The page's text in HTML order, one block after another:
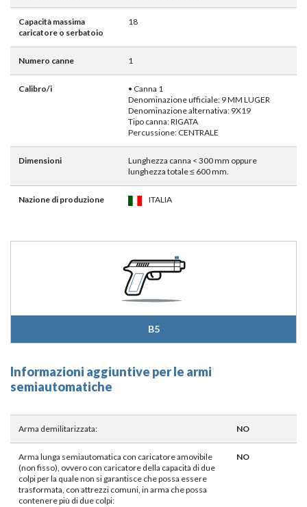
Capacità massima
caricatore o serbatoio
18
Numero canne 1
Calibro/i
• Canna 1
Denominazione ufficiale: 9 MM LUGER
Denominazione alternativa: 9X19
Tipo canna: RIGATA
Percussione: CENTRALE
Dimensioni
Lunghezza canna < 300 mm oppure
lunghezza totale ≤ 600 mm.
Nazione di produzione ITALIA
B5
Informazioni aggiuntive per le armi
semiautomatiche
Arma demilitarizzata: NO
Arma lunga semiautomatica con caricatore amovibile
(non fisso), ovvero con caricatore della capacità di due
colpi per la quale non si garantisce che possa essere
trasformata, con attrezzi comuni, in arma che possa
contenere più di due colpi:
NO